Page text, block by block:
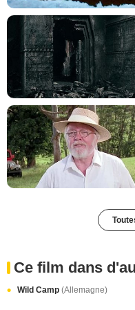
Ce film dans
Wild Camp (Allemagne)